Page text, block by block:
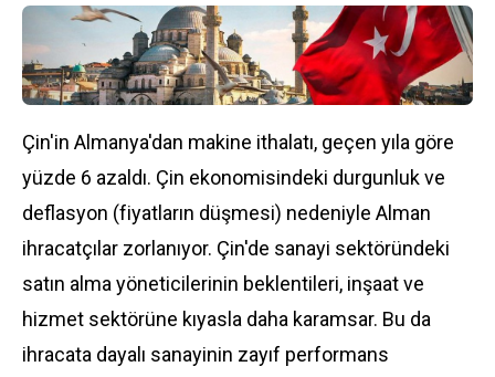
Çin'in Almanya'dan makine ithalatı, geçen yıla göre
yüzde 6 azaldı. Çin ekonomisindeki durgunluk ve
deflasyon (fiyatların düşmesi) nedeniyle Alman
ihracatçılar zorlanıyor. Çin'de sanayi sektöründeki
satın alma yöneticilerinin beklentileri, inşaat ve
hizmet sektörüne kıyasla daha karamsar. Bu da
ihracata dayalı sanayinin zayıf performans